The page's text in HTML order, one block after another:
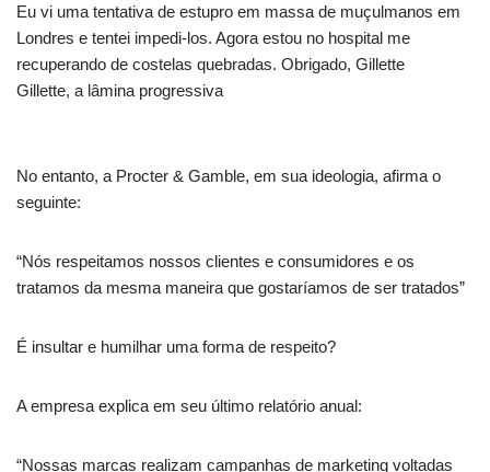
Eu vi uma tentativa de estupro em massa de muçulmanos em
Londres e tentei impedi-los. Agora estou no hospital me
recuperando de costelas quebradas. Obrigado, Gillette
Gillette, a lâmina progressiva
No entanto, a Procter & Gamble, em sua ideologia, afirma o
seguinte:
“Nós respeitamos nossos clientes e consumidores e os
tratamos da mesma maneira que gostaríamos de ser tratados”
É insultar e humilhar uma forma de respeito?
A empresa explica em seu último relatório anual:
“Nossas marcas realizam campanhas de marketing voltadas